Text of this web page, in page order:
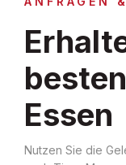
Essen
Nutzen Sie die